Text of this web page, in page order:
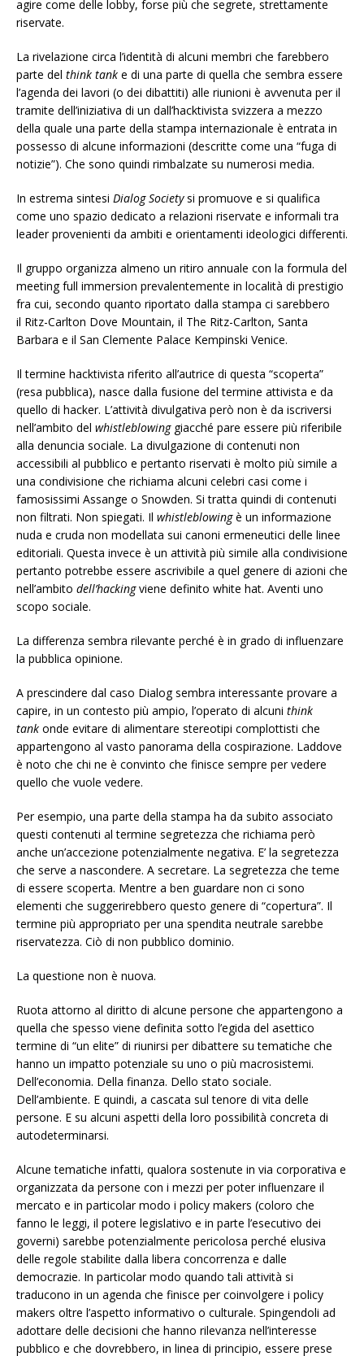
agire come delle lobby, forse più che segrete, strettamente
riservate.
La rivelazione circa l’identità di alcuni membri che farebbero
parte del think tank e di una parte di quella che sembra essere
l’agenda dei lavori (o dei dibattiti) alle riunioni è avvenuta per il
tramite dell’iniziativa di un dall’hacktivista svizzera a mezzo
della quale una parte della stampa internazionale è entrata in
possesso di alcune informazioni (descritte come una “fuga di
notizie”). Che sono quindi rimbalzate su numerosi media.
In estrema sintesi Dialog Societysi promuove e si qualifica
come uno spazio dedicato a relazioni riservate e informali tra
leader provenienti da ambiti e orientamenti ideologici differenti.
Il gruppo organizza almeno un ritiro annuale con la formula del
meeting full immersion prevalentemente in località di prestigio
fra cui, secondo quanto riportato dalla stampa ci sarebbero
il Ritz-Carlton Dove Mountain, il The Ritz-Carlton, Santa
Barbara e il San Clemente Palace Kempinski Venice.
Il termine hacktivista riferito all’autrice di questa “scoperta”
(resa pubblica), nasce dalla fusione del termine attivista e da
quello di hacker. L’attività divulgativa però non è da iscriversi
nell’ambito del whistleblowing giacché pare essere più riferibile
alla denuncia sociale. La divulgazione di contenuti non
accessibili al pubblico e pertanto riservati è molto più simile a
una condivisione che richiama alcuni celebri casi come i
famosissimi Assange o Snowden. Si tratta quindi di contenuti
non filtrati. Non spiegati. Il whistleblowingè un informazione
nuda e cruda non modellata sui canoni ermeneutici delle linee
editoriali. Questa invece è un attività più simile alla condivisione
pertanto potrebbe essere ascrivibile a quel genere di azioni che
nell’ambito dell’hackingviene definito white hat. Aventi uno
scopo sociale.
La differenza sembra rilevante perché è in grado di influenzare
la pubblica opinione.
A prescindere dal caso Dialog sembra interessante provare a
capire, in un contesto più ampio, l’operato di alcuni think
tank onde evitare di alimentare stereotipi complottisti che
appartengono al vasto panorama della cospirazione. Laddove
è noto che chi ne è convinto che finisce sempre per vedere
quello che vuole vedere.
Per esempio, una parte della stampa ha da subito associato
questi contenuti al termine segretezza che richiama però
anche un’accezione potenzialmente negativa. E’ la segretezza
che serve a nascondere. A secretare. La segretezza che teme
di essere scoperta. Mentre a ben guardare non ci sono
elementi che suggerirebbero questo genere di “copertura”. Il
termine più appropriato per una spendita neutrale sarebbe
riservatezza. Ciò di non pubblico dominio.
La questione non è nuova.
Ruota attorno al diritto di alcune persone che appartengono a
quella che spesso viene definita sotto l’egida del asettico
termine di “un elite” di riunirsi per dibattere su tematiche che
hanno un impatto potenziale su uno o più macrosistemi.
Dell’economia. Della finanza. Dello stato sociale.
Dell’ambiente. E quindi, a cascata sul tenore di vita delle
persone. E su alcuni aspetti della loro possibilità concreta di
autodeterminarsi.
Alcune tematiche infatti, qualora sostenute in via corporativa e
organizzata da persone con i mezzi per poter influenzare il
mercato e in particolar modo i policy makers (coloro che
fanno le leggi, il potere legislativo e in parte l’esecutivo dei
governi) sarebbe potenzialmente pericolosa perché elusiva
delle regole stabilite dalla libera concorrenza e dalle
democrazie. In particolar modo quando tali attività si
traducono in un agenda che finisce per coinvolgere i policy
makers oltre l’aspetto informativo o culturale. Spingendoli ad
adottare delle decisioni che hanno rilevanza nell’interesse
pubblico e che dovrebbero, in linea di principio, essere prese